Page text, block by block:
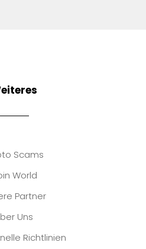
Scams
World
Partner
Uns
Richtlinien